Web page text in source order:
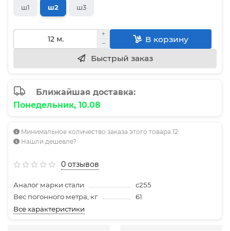
ш1 ш2 ш3
В корзину
Быстрый заказ
Ближайшая доставка:
Понедельник, 10.08
Минимальное количество заказа этого товара 12
Нашли дешевле?
0 отзывов
Аналог марки стали
с255
Вес погонного метра, кг
61
Все характеристики